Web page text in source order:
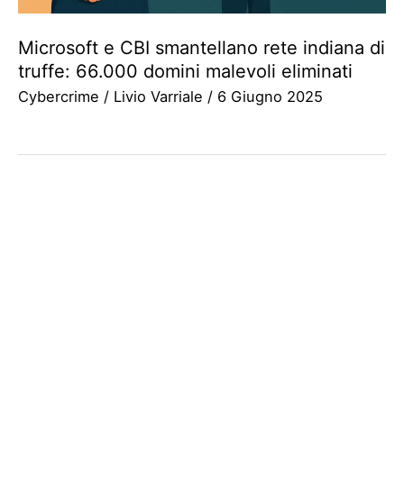
Microsoft e CBI smantellano rete indiana di
truffe: 66.000 domini malevoli eliminati
Cybercrime / Livio Varriale / 6 Giugno 2025